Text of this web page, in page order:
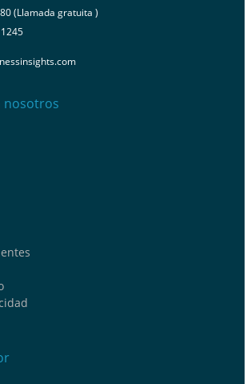
(Llamada gratuita )
nosotros